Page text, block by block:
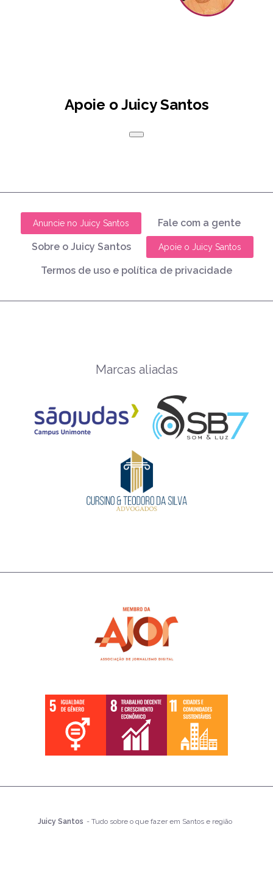
Apoie o Juicy Santos
Anuncie no Juicy Santos Fale com a gente
Sobre o Juicy Santos Apoie o Juicy Santos
Termos de uso e política de privacidade
Marcas aliadas
Juicy Santos - Tudo sobre o que fazer em Santos e região